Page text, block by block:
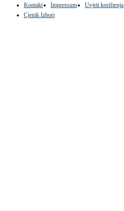
Kontakt Impressum Uvjeti korištenja
Cjenik Izbori